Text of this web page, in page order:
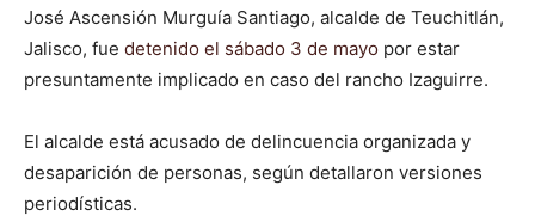
José Ascensión Murguía Santiago, alcalde de Teuchitlán,
Jalisco, fue detenido el sábado 3 de mayo por estar
presuntamente implicado en caso del rancho Izaguirre.
El alcalde está acusado de delincuencia organizada y
desaparición de personas, según detallaron versiones
periodísticas.